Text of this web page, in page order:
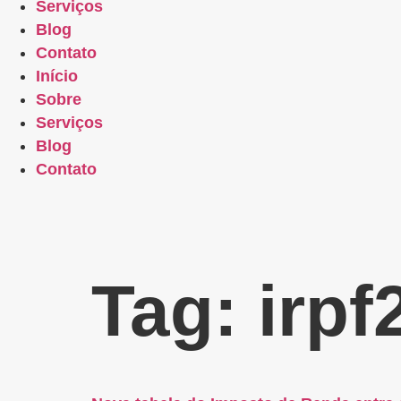
Serviços
Blog
Contato
Início
Sobre
Serviços
Blog
Contato
Tag: